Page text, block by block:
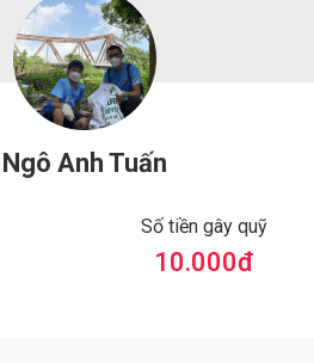
Ngô Anh Tuấn
Số tiền gây quỹ
10.000đ